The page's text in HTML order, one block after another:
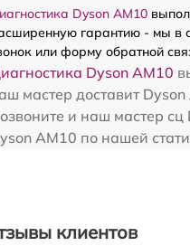
Dyson AM10
гарантию - мы в
или форму обратной
Dyson AM10
мастер доставит
и наш мастер сц
AM10 по нашей
клиентов